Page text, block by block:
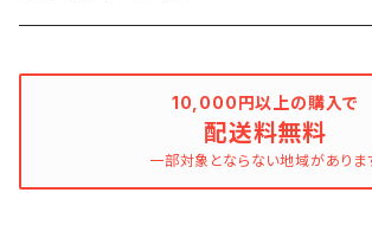
Bill Callahan
Phoebe Bridgers
10,000円以上の購入で
配送料無料
一部対象とならない地域がありま